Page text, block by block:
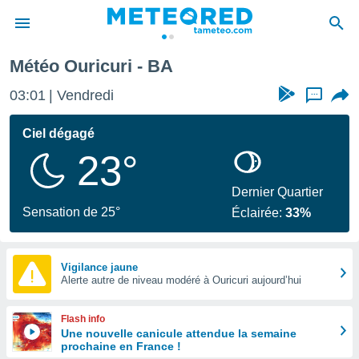
de
Météo Ouricuri - BA
03:01 Vendredi ...
Ciel dégagé
23°
Sensation de 25°
Dernier Quartier
Éclairée:33%
Vigilance jaune
Alerte autre de niveau modéré à Ouricuri aujourd’hui
Flash info
Une nouvelle canicule attendue la semaine
prochaine en France !